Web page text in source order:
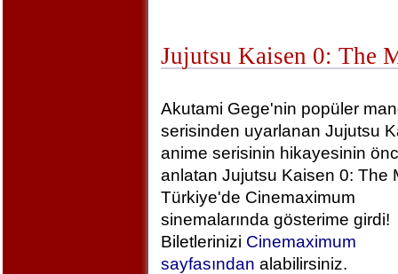
Jujutsu Kaisen 0: The
Akutami Gege'nin popüler
serisinden uyarlanan Jujutsu
anime serisinin hikayesinin
anlatan Jujutsu Kaisen 0: The
Türkiye'de Cinemaximum
sinemalarında gösterime girdi!
Biletlerinizi Cinemaximum
sayfasından alabilirsiniz.